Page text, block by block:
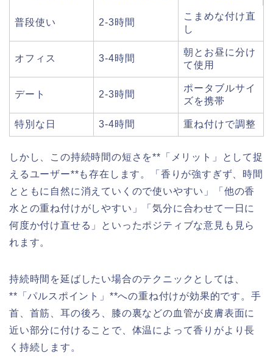
普段使い 2-3時間
こまめな付け直
し
オフィス 3-4時間
朝とお昼に分け
て使用
デート 2-3時間
ポータブルサイ
ズを携帯
特別な日 3-4時間 重ね付けで調整
しかし、この持続時間の短さを**「メリット」として捉
えるユーザー**も存在します。「香りが強すぎず、時間
とともに自然に消えていくので使いやすい」「他の香
水との重ね付けがしやすい」「気分に合わせて一日に
何度か付け直せる」といったポジティブな意見も見ら
れます。
持続時間を延ばしたい場合のテクニックとしては、
**「パルスポイント」**への重ね付けが効果的です。手
首、首筋、耳の後ろ、膝の裏などの血管が皮膚表面に
近い部分に付けることで、体温によって香りがより長
く持続します。